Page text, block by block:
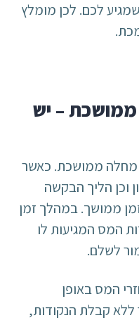
לכם. לכן מומלץ
– יש
מחלה ממושכת. כאשר
וכן הליך הבקשה
ממושך. במהלך זמן
המס המגיעות לו
לשלם.
המס באופן
ללא קבלת הנקודות,